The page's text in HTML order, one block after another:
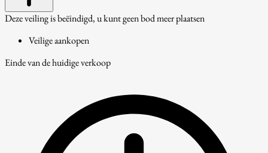
Deze veiling is beëindigd, u kunt geen bod meer plaatsen
Veilige aankopen
Einde van de huidige verkoop